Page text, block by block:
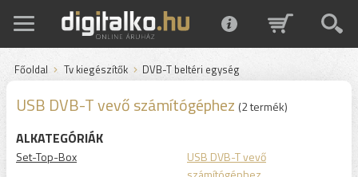
Főoldal Tv kiegészítők DVB-T beltéri egység
USB DVB-T vevő számítógéphez (2 termék)
ALKATEGÓRIÁK
Set-Top-Box
USB DVB-T vevő